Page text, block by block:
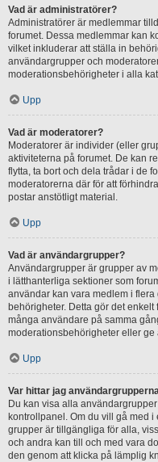
Vad är administratörer?
Administratörer är medlemmar
forumet. Dessa medlemmar kan
vilket inkluderar att ställa in
användargrupper och
moderationsbehörigheter i alla
Upp
Vad är moderatorer?
Moderatorer är individer (eller
aktiviteterna på forumet. De kan
flytta, ta bort och dela trådar i de
moderatorerna där för att
postar anstötligt material.
Upp
Vad är användargrupper?
Användargrupper är grupper av
i lätthanterliga sektioner som
användar kan vara medlem i
behörigheter. Detta gör det
många användare på samma
moderationsbehörigheter eller
Upp
Var hittar jag
Du kan visa alla
kontrollpanel. Om du vill gå med
grupper är tillgängliga för alla,
och andra kan till och med vara
den genom att klicka på lämplig